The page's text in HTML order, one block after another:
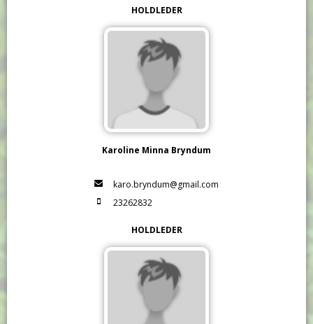
HOLDLEDER
Karoline Minna Bryndum
karo.bryndum@gmail.com
23262832
HOLDLEDER